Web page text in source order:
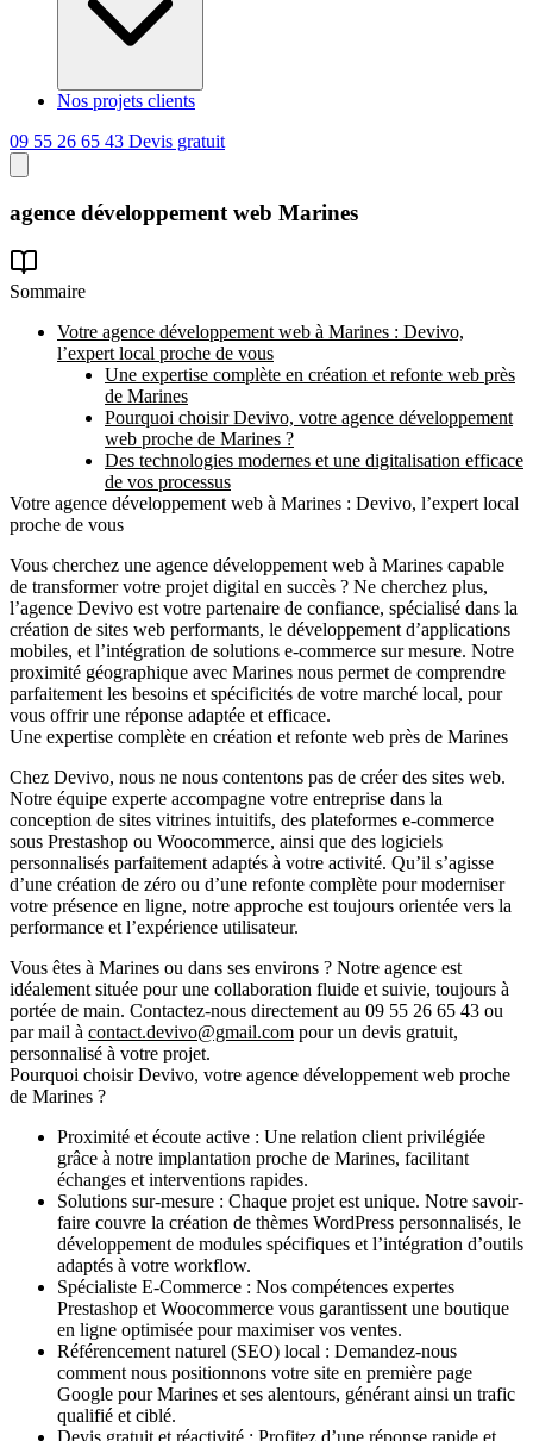
Nos projets clients
09 55 26 65 43 Devis gratuit
agence développement web Marines
Sommaire
Votre agence développement web à Marines : Devivo,
l’expert local proche de vous
Une expertise complète en création et refonte web près
de Marines
Pourquoi choisir Devivo, votre agence développement
web proche de Marines ?
Des technologies modernes et une digitalisation efficace
de vos processus
Votre agence développement web à Marines : Devivo, l’expert local
proche de vous
Vous cherchez une agence développement web à Marines capable
de transformer votre projet digital en succès ? Ne cherchez plus,
l’agence Devivo est votre partenaire de confiance, spécialisé dans la
création de sites web performants, le développement d’applications
mobiles, et l’intégration de solutions e-commerce sur mesure. Notre
proximité géographique avec Marines nous permet de comprendre
parfaitement les besoins et spécificités de votre marché local, pour
vous offrir une réponse adaptée et efficace.
Une expertise complète en création et refonte web près de Marines
Chez Devivo, nous ne nous contentons pas de créer des sites web.
Notre équipe experte accompagne votre entreprise dans la
conception de sites vitrines intuitifs, des plateformes e-commerce
sous Prestashop ou Woocommerce, ainsi que des logiciels
personnalisés parfaitement adaptés à votre activité. Qu’il s’agisse
d’une création de zéro ou d’une refonte complète pour moderniser
votre présence en ligne, notre approche est toujours orientée vers la
performance et l’expérience utilisateur.
Vous êtes à Marines ou dans ses environs ? Notre agence est
idéalement située pour une collaboration fluide et suivie, toujours à
portée de main. Contactez-nous directement au 09 55 26 65 43 ou
par mail à contact.devivo@gmail.com pour un devis gratuit,
personnalisé à votre projet.
Pourquoi choisir Devivo, votre agence développement web proche
de Marines ?
Proximité et écoute active : Une relation client privilégiée
grâce à notre implantation proche de Marines, facilitant
échanges et interventions rapides.
Solutions sur-mesure : Chaque projet est unique. Notre savoir-
faire couvre la création de thèmes WordPress personnalisés, le
développement de modules spécifiques et l’intégration d’outils
adaptés à votre workflow.
Spécialiste E-Commerce : Nos compétences expertes
Prestashop et Woocommerce vous garantissent une boutique
en ligne optimisée pour maximiser vos ventes.
Référencement naturel (SEO) local : Demandez-nous
comment nous positionnons votre site en première page
Google pour Marines et ses alentours, générant ainsi un trafic
qualifié et ciblé.